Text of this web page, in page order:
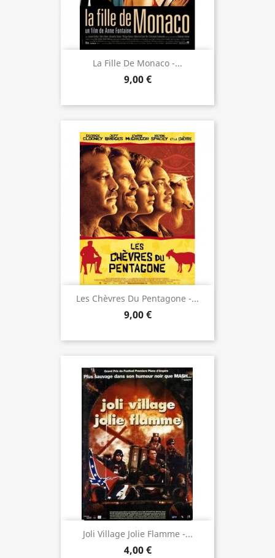
La Fille De Monaco -...
9,00 €
Les Chèvres Du Pentagone -...
9,00 €
Joli Village Jolie Flamme -...
4,00 €